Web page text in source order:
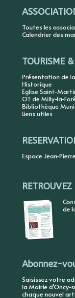
Toutes les
Calendrier des
TOURISME
Présentation de
Historique
Eglise Saint-
OT de Milly-la-
Bibliothèque
Liens utiles
Espace Jean-
de
Abonnez-
Saisissez votre
la Mairie d'Oncy-
chaque nouvel